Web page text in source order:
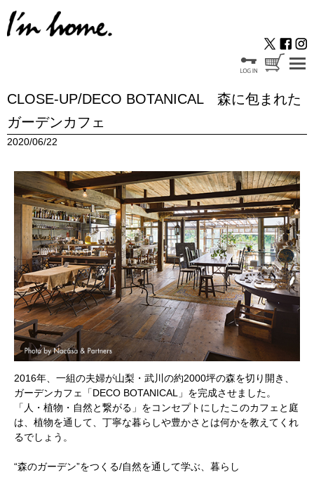
CLOSE-UP/DECO BOTANICAL 森に包まれた
ガーデンカフェ
2020/06/22
2016年、一組の夫婦が山梨・武川の約2000坪の森を切り開き、
ガーデンカフェ「DECO BOTANICAL」を完成させました。
「人・植物・自然と繋がる」をコンセプトにしたこのカフェと庭
は、植物を通して、丁寧な暮らしや豊かさとは何かを教えてくれ
るでしょう。
“森のガーデン”をつくる/自然を通して学ぶ、暮らし